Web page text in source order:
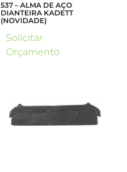
537 – ALMA DE AÇO
DIANTEIRA KADETT
(NOVIDADE)
Solicitar
Orçamento